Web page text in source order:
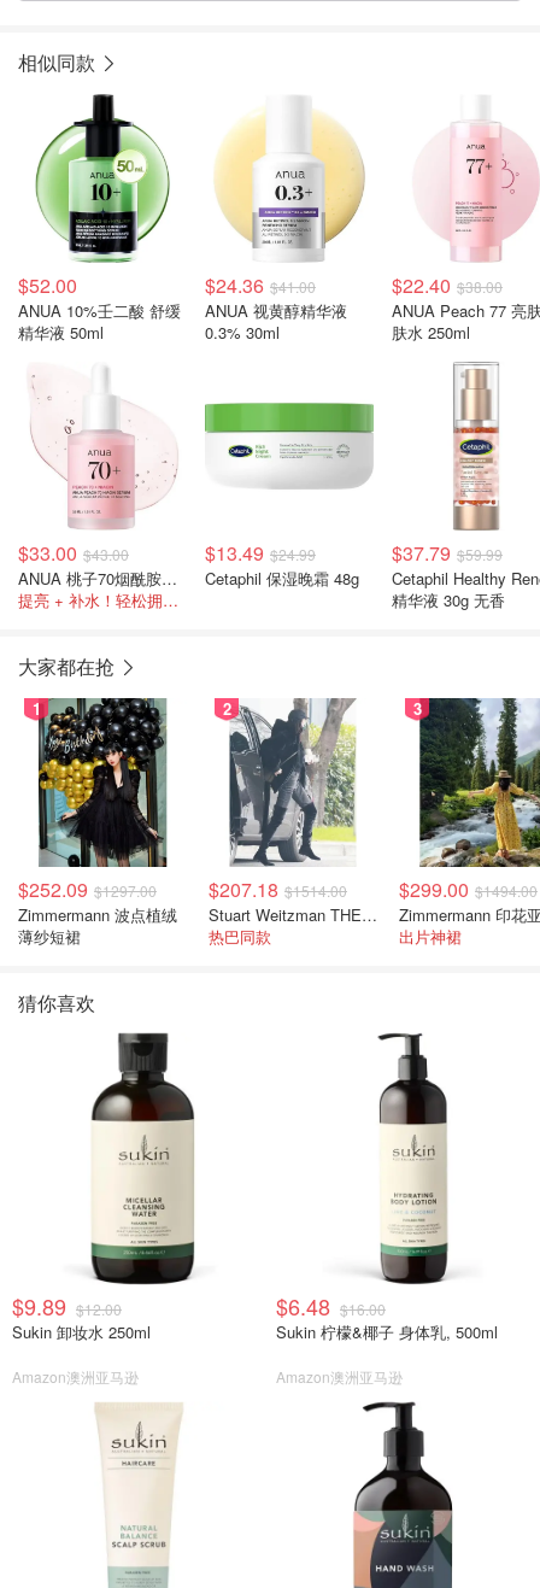
相似同款
$52.00
ANUA 10%壬二酸 舒缓
精华液 50ml
$24.36 $41.00
ANUA 视黄醇精华液
0.3% 30ml
$22.40 $38.00
ANUA Peach 77 亮
肤水 250ml
$33.00 $43.00
ANUA 桃子70烟酰胺亮白精华 30ml
提亮 + 补水！轻松拥有水光奶油肌！
$13.49 $24.99
Cetaphil 保湿晚霜 48g
$37.79 $59.99
Cetaphil Healthy
精华液 30g 无香
大家都在抢
1
$252.09 $1297.00
Zimmermann 波点植绒
薄纱短裙
2
$207.18 $1514.00
Stuart Weitzman THE OUTNET 麂皮过膝靴 黑色
热巴同款
3
$299.00 $1494.00
出片神裙
猜你喜欢
$9.89 $12.00
Sukin 卸妆水 250ml
Amazon澳洲亚马逊
$6.48 $16.00
Sukin 柠檬&椰子 身体乳, 500ml
Amazon澳洲亚马逊